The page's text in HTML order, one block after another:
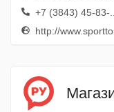
+7 (3843) 45-83-...
http://